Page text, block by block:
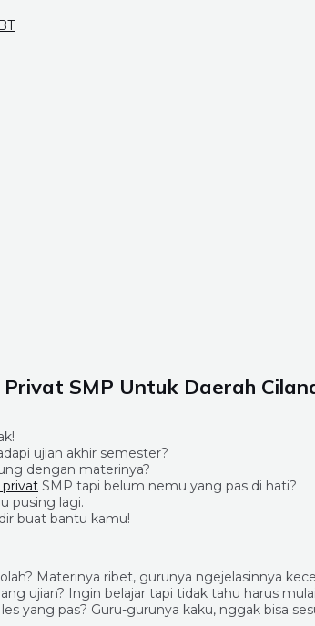
SMP Untuk Daerah
ujian akhir semester?
dengan materinya?
privat SMP tapi belum nemu yang pas di hati?
pusing lagi.
buat bantu kamu!
Materinya ribet, gurunya ngejelasinnya
ujian? Ingin belajar tapi tidak tahu harus
yang pas? Guru-gurunya kaku, nggak bisa